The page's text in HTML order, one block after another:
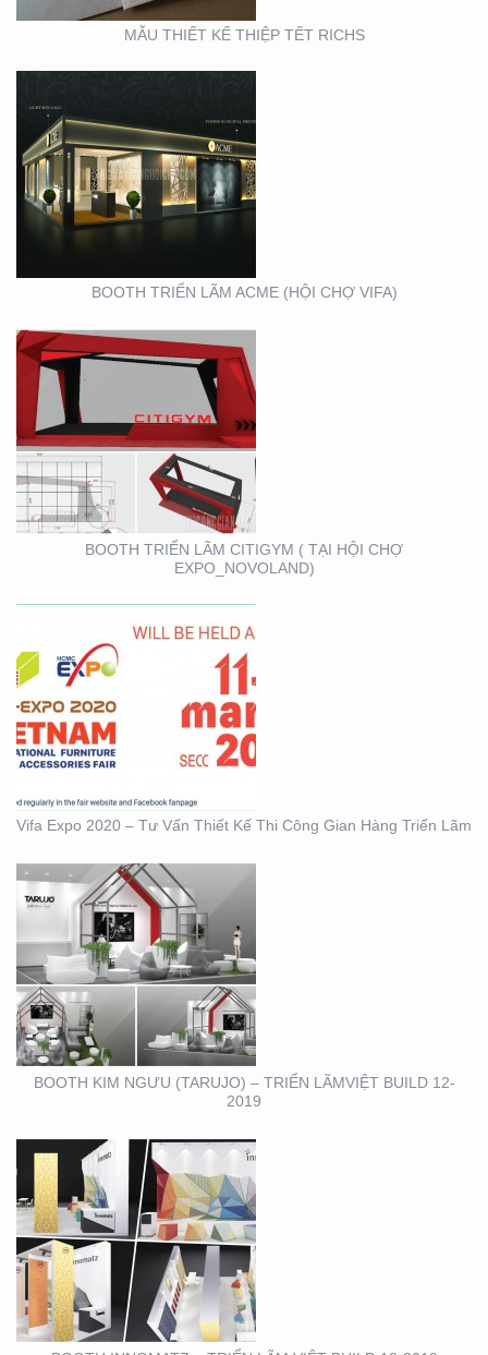
MẪU THIẾT KẾ THIỆP TẾT RICHS
BOOTH TRIỂN LÃM ACME (HỘI CHỢ VIFA)
BOOTH TRIỂN LÃM
CITIGYM ( TẠI HỘI CHỢ
EXPO_NOVOLAND)
BOOTH TRIỂN LÃM CITIGYM ( TẠI HỘI CHỢ
EXPO_NOVOLAND)
VIFA EXPO 2020 – TƯ
VẤN THIẾT KẾ THI
CÔNG GIAN HÀNG
TRIỂN LÃM
Vifa Expo 2020 – Tư Vấn Thiết Kế Thi Công Gian Hàng Triển Lãm
BOOTH KIM NGƯU
(TARUJO) – TRIỂN
LÃMVIỆT BUILD 12-2019
BOOTH KIM NGƯU (TARUJO) – TRIỂN LÃMVIỆT BUILD 12-
2019
BOOTH INNOMATZ –
TRIỂN LÃM VIỆT BUILD
12-2019
SHOWROOM – CỬA
HÀNG – CITIGYM – BẾN
VÂN ĐỒN , Q4